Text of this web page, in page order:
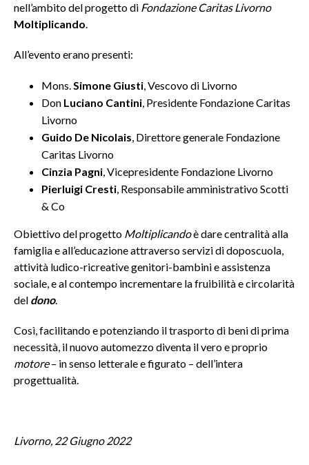
nell’ambito del progetto di Fondazione Caritas Livorno
Moltiplicando.
All’evento erano presenti:
Mons.Simone Giusti, Vescovo di Livorno
Don Luciano Cantini, Presidente Fondazione Caritas
Livorno
Guido De Nicolais, Direttore generale Fondazione
Caritas Livorno
Cinzia Pagni, Vicepresidente Fondazione Livorno
Pierluigi Cresti, Responsabile amministrativo Scotti
& Co
Obiettivo del progetto Moltiplicandoè dare centralità alla
famiglia e all’educazione attraverso servizi di doposcuola,
attività ludico-ricreative genitori-bambini e assistenza
sociale, e al contempo incrementare la fruibilità e circolarità
del dono.
Così, facilitando e potenziando il trasporto di beni di prima
necessità, il nuovo automezzo diventa il vero e proprio
motore– in senso letterale e figurato – dell’intera
progettualità.
Livorno, 22 Giugno 2022